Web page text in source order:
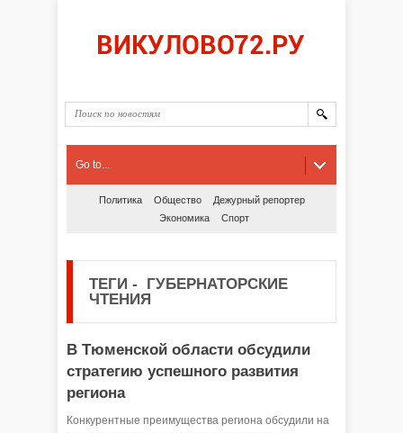
Go to...
Политика Общество
Дежурный репортер
Экономика
Спорт
ТЕГИ - ГУБЕРНАТОРСКИЕ
ЧТЕНИЯ
В Тюменской области обсудили
стратегию успешного развития
региона
Конкурентные преимущества региона обсудили на